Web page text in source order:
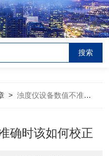
>浊度仪设备数值不准确时该如何校正
确时该如何校正